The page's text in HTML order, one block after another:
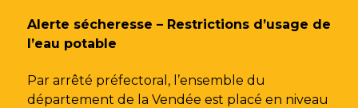
Alerte sécheresse – Restrictions d’usage de
l’eau potable
Par arrêté préfectoral, l’ensemble du
département de la Vendée est placé en niveau